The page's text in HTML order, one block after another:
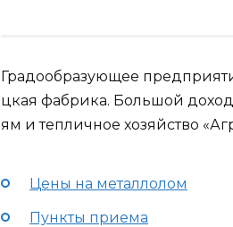
Градообразующее
цкая фабрика. Большой
ям и тепличное хозяйство
Цены на металлолом
Пункты приема